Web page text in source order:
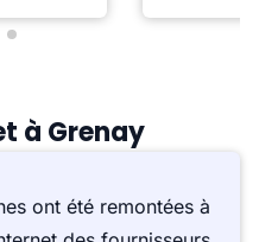
à Grenay
ont été remontées à